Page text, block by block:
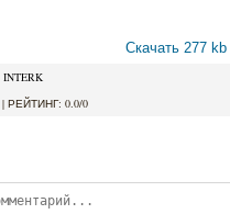
Скачать 277 kb
INTERK
| РЕЙТИНГ: 0.0/0